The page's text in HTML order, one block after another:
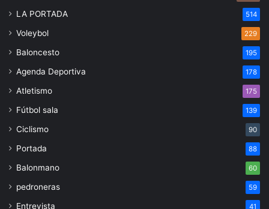
LA PORTADA 514
Voleybol 229
Baloncesto 195
Agenda Deportiva 178
Atletismo 175
Fútbol sala 139
Ciclismo 90
Portada 88
Balonmano 60
pedroneras 59
Entrevista 41